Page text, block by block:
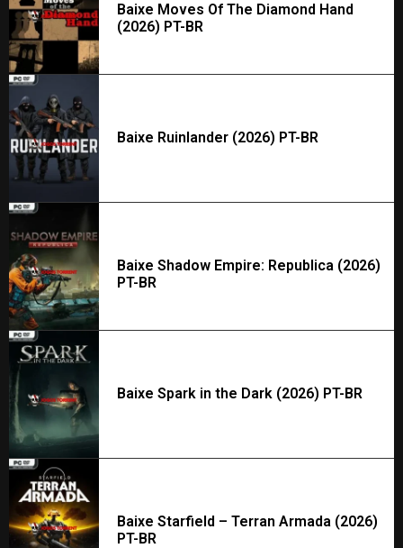
Baixe Moves Of The Diamond Hand
(2026) PT-BR
Baixe Ruinlander (2026) PT-BR
Baixe Shadow Empire: Republica (2026)
PT-BR
Baixe Spark in the Dark (2026) PT-BR
Baixe Starfield – Terran Armada (2026)
PT-BR